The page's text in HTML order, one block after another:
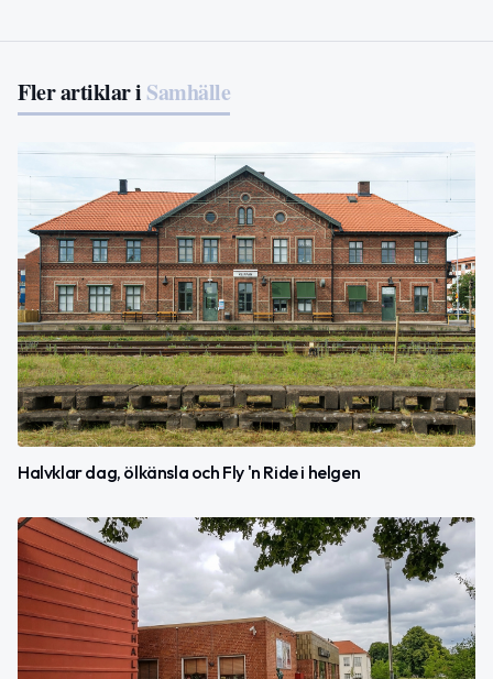
Fler artiklar i Samhälle
Halvklar dag, ölkänsla och Fly 'n Ride i helgen